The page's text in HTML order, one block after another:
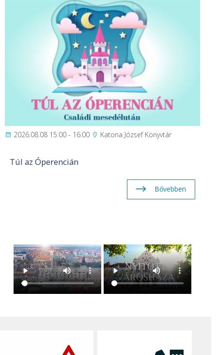
2026.08.08 15:00 - 16:00 Katona József Könyvtár
Túl az Óperencián
Bővebben